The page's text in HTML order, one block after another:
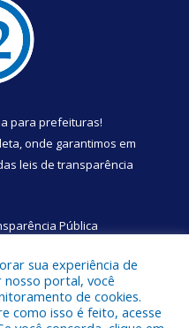
para prefeituras!
onde garantimos em
leis de transparência
Pública
Câmara Municipal de São
sua experiência de
nosso portal, você
de cookies.
como isso é feito, acesse